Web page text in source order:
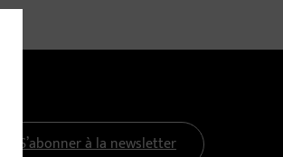
S’abonner à la newsletter